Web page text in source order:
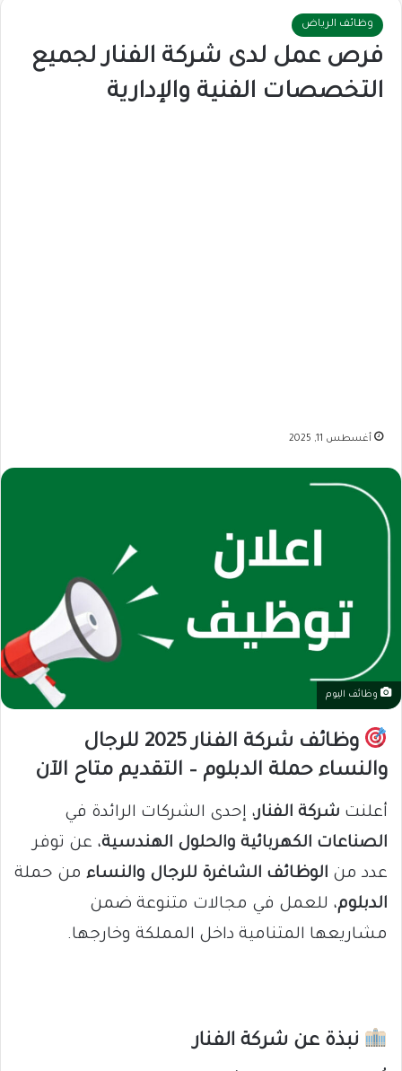
وظائف الرياض
فرص عمل لدى شركة الفنار لجميع
التخصصات الفنية والإدارية
أغسطس 11, 2025
وظائف اليوم
وظائف شركة الفنار 2025 للرجال
والنساء حملة الدبلوم – التقديم متاح الآن
أعلنت شركة الفنار، إحدى الشركات الرائدة في
الصناعات الكهربائية والحلول الهندسية، عن توفر
عدد من الوظائف الشاغرة للرجال والنساء من حملة
الدبلوم، للعمل في مجالات متنوعة ضمن
مشاريعها المتنامية داخل المملكة وخارجها.
نبذة عن شركة الفنار